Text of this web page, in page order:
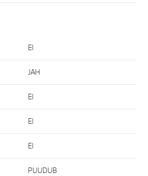
EI
JAH
EI
EI
EI
PUUDUB